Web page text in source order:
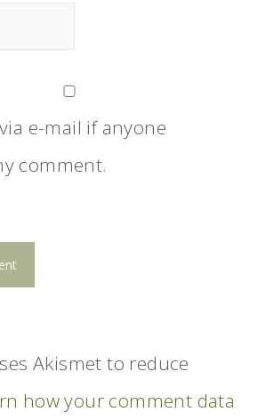
e-mail if anyone
comment.
Akismet to reduce
how your comment data